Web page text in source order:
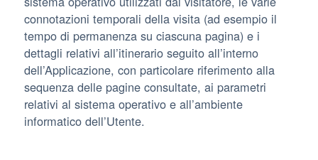
connotazioni temporali della visita (ad esempio il
tempo di permanenza su ciascuna pagina) e i
dettagli relativi all’itinerario seguito all’interno
dell’Applicazione, con particolare riferimento alla
sequenza delle pagine consultate, ai parametri
relativi al sistema operativo e all’ambiente
informatico dell’Utente.